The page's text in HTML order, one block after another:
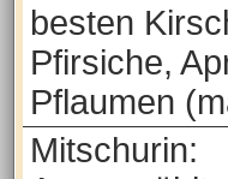
besten
Pfirsiche,
Pflaumen
Mitschurin: